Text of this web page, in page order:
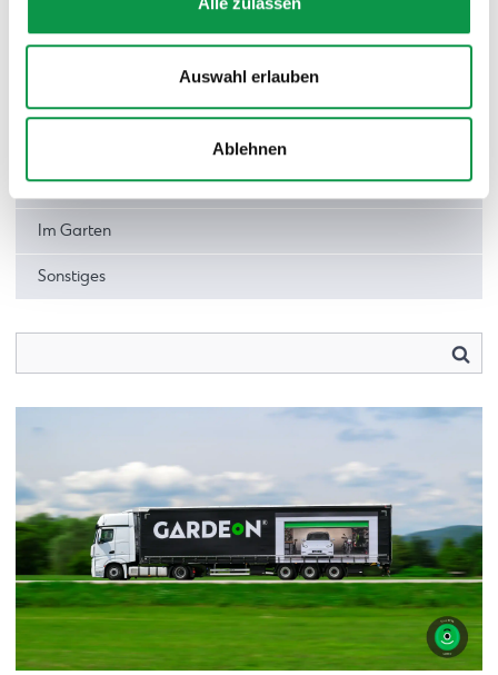
Auswahl erlauben
Ablehnen
Gartenhäuser
Das Leben mit GARDEON
Unsere TOP-Realisierungen: Inspirationen von Kunden
Im Garten
Sonstiges